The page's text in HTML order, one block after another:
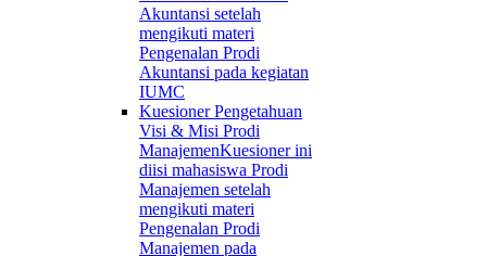
Akuntansi setelah
mengikuti materi
Pengenalan Prodi
Akuntansi pada kegiatan
IUMC
Kuesioner Pengetahuan
Visi & Misi Prodi
ManajemenKuesioner ini
diisi mahasiswa Prodi
Manajemen setelah
mengikuti materi
Pengenalan Prodi
Manajemen pada